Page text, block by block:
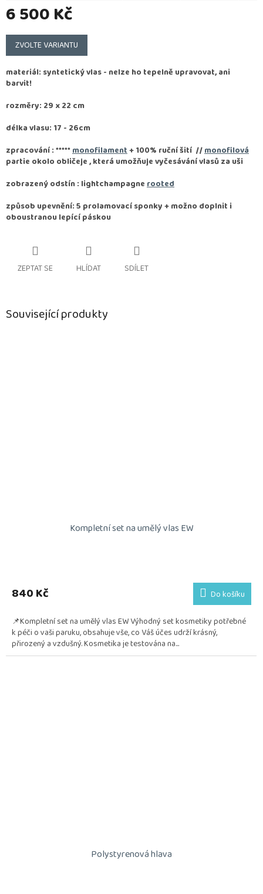
6 500 Kč
Měrná
cena:
ZVOLTE VARIANTU
materiál: syntetický vlas - nelze ho tepelně upravovat, ani
barvit!
rozměry: 29 x 22 cm
délka vlasu: 17 - 26cm
zpracování :*****monofilament+ 100% ruční šití //monofilová
partie okolo obličeje , která umožňuje vyčesávání vlasů za uši
zobrazený odstín : lightchampagnerooted
způsob upevnění: 5 prolamovací sponky + možno doplnit i
oboustranou lepící páskou
ZEPTAT SE HLÍDAT SDÍLET
Související produkty
Kompletní set na umělý vlas EW
produktu
je
z
5
hvězdiček.
840 Kč Do košíku
📌Kompletní set na umělý vlas EW Výhodný set kosmetiky potřebné
k péči o vaši paruku, obsahuje vše, co Váš účes udrží krásný,
přirozený a vzdušný. Kosmetika je testována na...
Polystyrenová hlava